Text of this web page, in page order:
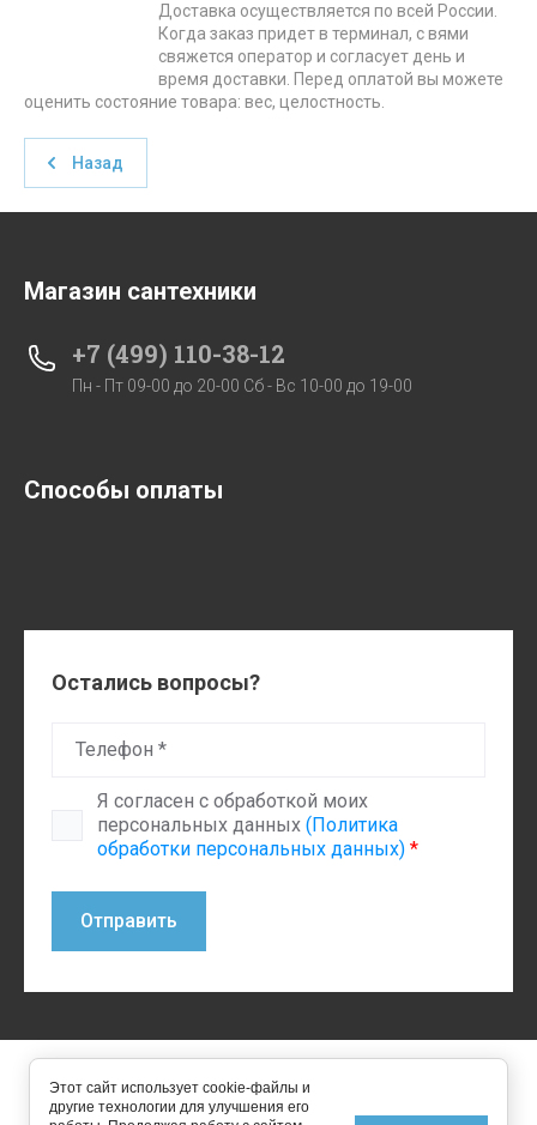
Доставка осуществляется по всей России.
Когда заказ придет в терминал, с вями
свяжется оператор и согласует день и
время доставки. Перед оплатой вы можете
оценить состояние товара: вес, целостность.
Назад
Магазин сантехники
+7 (499) 110-38-12
Пн - Пт 09-00 до 20-00 Сб - Вс 10-00 до 19-00
Способы оплаты
Остались вопросы?
Я согласен с обработкой моих
персональных данных (Политика
обработки персональных данных) *
Отправить
2015 - 2026 ИП Устинов Денис Анатольевич ОГРНИП
314501218200011
Этот сайт использует cookie-файлы и
другие технологии для улучшения его